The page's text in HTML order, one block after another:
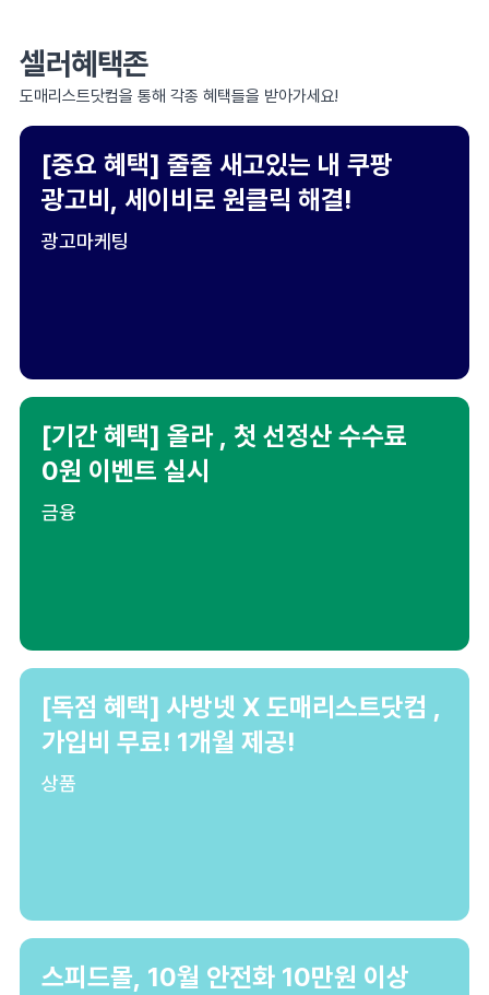
셀러혜택존
도매리스트닷컴을 통해 각종 혜택들을 받아가세요!
[중요 혜택] 줄줄 새고있는 내 쿠팡
광고비, 세이비로 원클릭 해결!
광고마케팅
[기간 혜택] 올라 , 첫 선정산 수수료
0원 이벤트 실시
금융
[독점 혜택] 사방넷 X 도매리스트닷컴 ,
가입비 무료! 1개월 제공!
상품
스피드몰, 10월 안전화 10만원 이상